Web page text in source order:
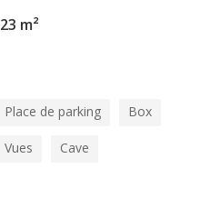
23 m²
Place de parking Box
Vues Cave